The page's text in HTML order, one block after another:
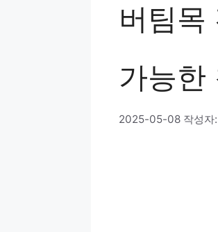
버팀목
가능한
2025-05-08 작성자: